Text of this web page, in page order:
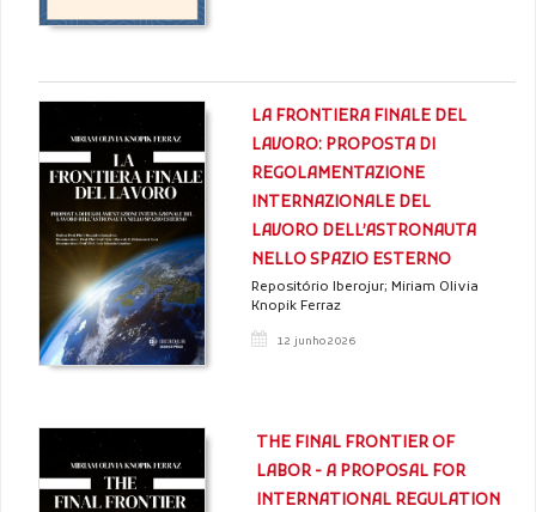
LA FRONTIERA FINALE DEL
LAVORO: PROPOSTA DI
REGOLAMENTAZIONE
INTERNAZIONALE DEL
LAVORO DELL’ASTRONAUTA
NELLO SPAZIO ESTERNO
Repositório Iberojur; Miriam Olivia
Knopik Ferraz
12 junho 2026
THE FINAL FRONTIER OF
LABOR - A PROPOSAL FOR
INTERNATIONAL REGULATION